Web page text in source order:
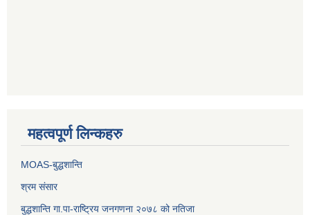
महत्वपूर्ण लिन्कहरु
MOAS-बुद्धशान्ति
श्रम संसार
बुद्धशान्ति गा.पा-राष्ट्रिय जनगणना २०७८ को नतिजा